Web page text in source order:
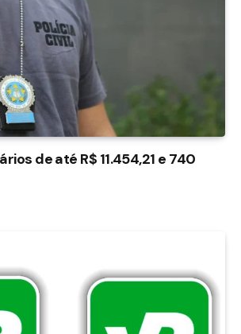
de até R$ 11.454,21 e 740